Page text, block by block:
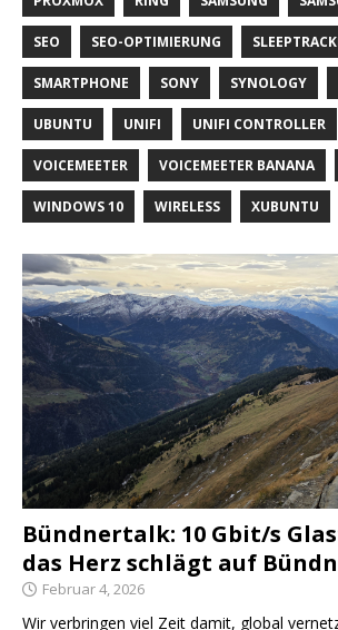
SEO SEO-OPTIMIERUNG
SMARTPHONE SONY SYNOLOGY
UBUNTU UNIFI UNIFI CONTROLLER
VOICEMEETER VOICEMEETER BANANA
WINDOWS 10 WIRELESS XUBUNTU
Bündnertalk: 10 Gbit/s
das Herz schlägt auf
Februar 4, 2026
Wir verbringen viel Zeit damit, global